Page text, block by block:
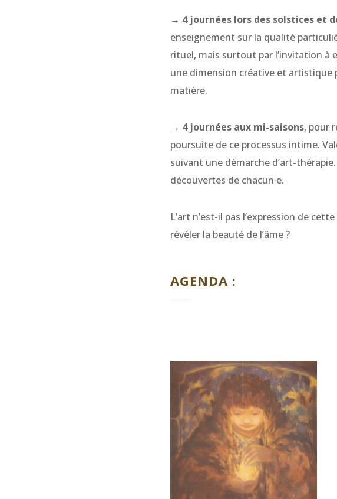
→ 4 journées lors des solstices et
enseignement sur la qualité
rituel, mais surtout par l’invitation à
une dimension créative et artistique
matière.
→ 4 journées aux mi-saisons, pour
poursuite de ce processus intime.
suivant une démarche d’art-
découvertes de chacun·e.
L’art n’est-il pas l’expression de
révéler la beauté de l’âme ?
AGENDA :